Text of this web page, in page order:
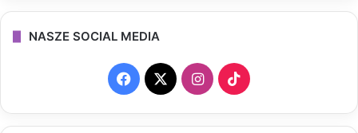
NASZE SOCIAL MEDIA
F
a
X
I
n
T
i